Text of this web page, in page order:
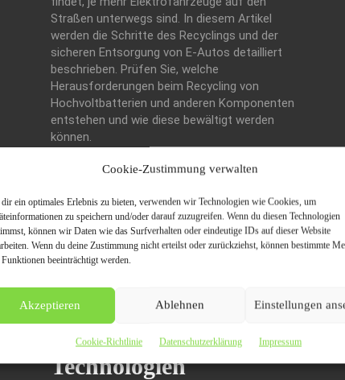
Cookie-Zustimmung verwalten
ein optimales Erlebnis zu bieten, verwenden wir Technologien wie Cookies, um
zu speichern und/oder darauf zuzugreifen. Wenn du diesen Technologien
können wir Daten wie das Surfverhalten oder eindeutige IDs auf dieser Website
Wenn du deine Zustimmung nicht erteilst oder zurückziehst, können bestimmte
beeinträchtigt werden.
Akzeptieren Ablehnen Einstellungen
Cookie-Richtlinie Datenschutzerklärung Impressum
Straßen unterwegs sind. In diesem Artikel
werden die Schritte des Recyclings und der
sicheren Entsorgung von E-Autos detailliert
beschrieben. Prüfen Sie, welche
Herausforderungen beim Recycling von
Hochvoltbatterien und anderen Komponenten
entstehen und wie diese bewältigt werden
können.
Zukunft des
nachhaltigen E-Auto-
Recyclings:
Effizienzsteigerung bei
der Rückgewinnung von
Lithium, Kobalt und
Nickel durch neue
Technologien